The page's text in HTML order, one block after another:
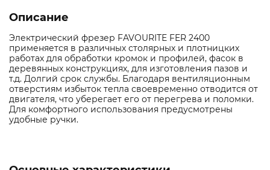
Описание
Электрический фрезер FAVOURITE FER 2400
применяется в различных столярных и плотницких
работах для обработки кромок и профилей, фасок в
деревянных конструкциях, для изготовления пазов и
т.д. Долгий срок службы. Благодаря вентиляционным
отверстиям избыток тепла своевременно отводится от
двигателя, что уберегает его от перегрева и поломки.
Для комфортного использования предусмотрены
удобные ручки.